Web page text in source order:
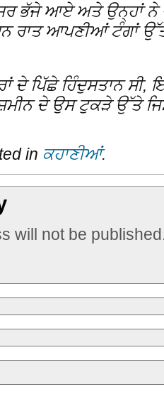
ਭੱਜੇ ਆਏ ਅਤੇ ਉਨ੍ਹਾਂ ਨੇ
ਰਾਤ ਆਪਣੀਆਂ ਟੰਗਾਂ
ਦੇ ਪਿੱਛੇ ਹਿੰਦੁਸਤਾਨ ਸੀ,
ਦੇ ਉਸ ਟੁਕੜੇ ਉੱਤੇ
in ਕਹਾਣੀਆਂ.
will not be